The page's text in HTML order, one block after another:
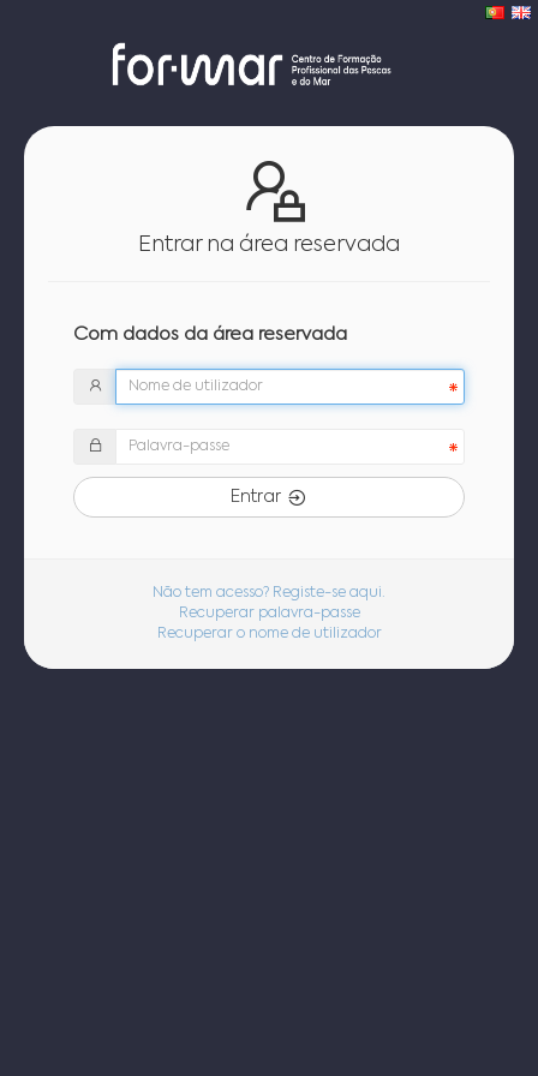
Entrar na área reservada
Com dados da área reservada
Entrar
Não tem acesso? Registe-se aqui.
Recuperar palavra-passe
Recuperar o nome de utilizador